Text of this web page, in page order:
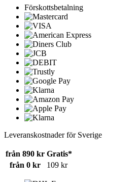
Förskottsbetalning
Leveranskostnader för Sverige
från 890 kr Gratis*
från 0 kr
109 kr